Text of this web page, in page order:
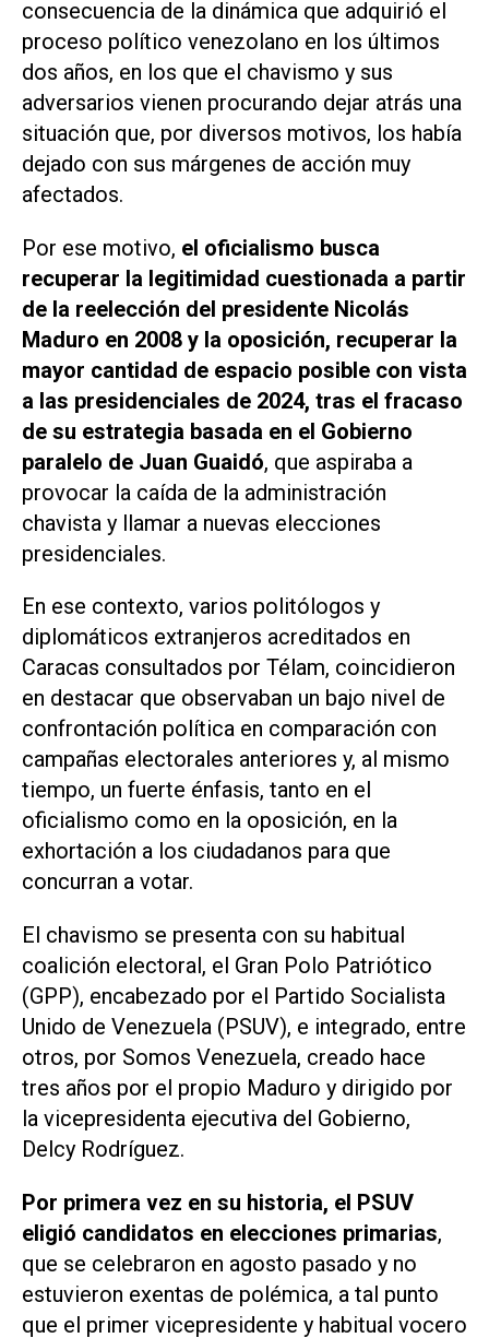
consecuencia de la dinámica que adquirió el
proceso político venezolano en los últimos
dos años, en los que el chavismo y sus
adversarios vienen procurando dejar atrás una
situación que, por diversos motivos, los había
dejado con sus márgenes de acción muy
afectados.
Por ese motivo, el oficialismo busca
recuperar la legitimidad cuestionada a partir
de la reelección del presidente Nicolás
Maduro en 2008 y la oposición, recuperar la
mayor cantidad de espacio posible con vista
a las presidenciales de 2024, tras el fracaso
de su estrategia basada en el Gobierno
paralelo de Juan Guaidó, que aspiraba a
provocar la caída de la administración
chavista y llamar a nuevas elecciones
presidenciales.
En ese contexto, varios politólogos y
diplomáticos extranjeros acreditados en
Caracas consultados por Télam, coincidieron
en destacar que observaban un bajo nivel de
confrontación política en comparación con
campañas electorales anteriores y, al mismo
tiempo, un fuerte énfasis, tanto en el
oficialismo como en la oposición, en la
exhortación a los ciudadanos para que
concurran a votar.
El chavismo se presenta con su habitual
coalición electoral, el Gran Polo Patriótico
(GPP), encabezado por el Partido Socialista
Unido de Venezuela (PSUV), e integrado, entre
otros, por Somos Venezuela, creado hace
tres años por el propio Maduro y dirigido por
la vicepresidenta ejecutiva del Gobierno,
Delcy Rodríguez.
Por primera vez en su historia, el PSUV
eligió candidatos en elecciones primarias,
que se celebraron en agosto pasado y no
estuvieron exentas de polémica, a tal punto
que el primer vicepresidente y habitual vocero